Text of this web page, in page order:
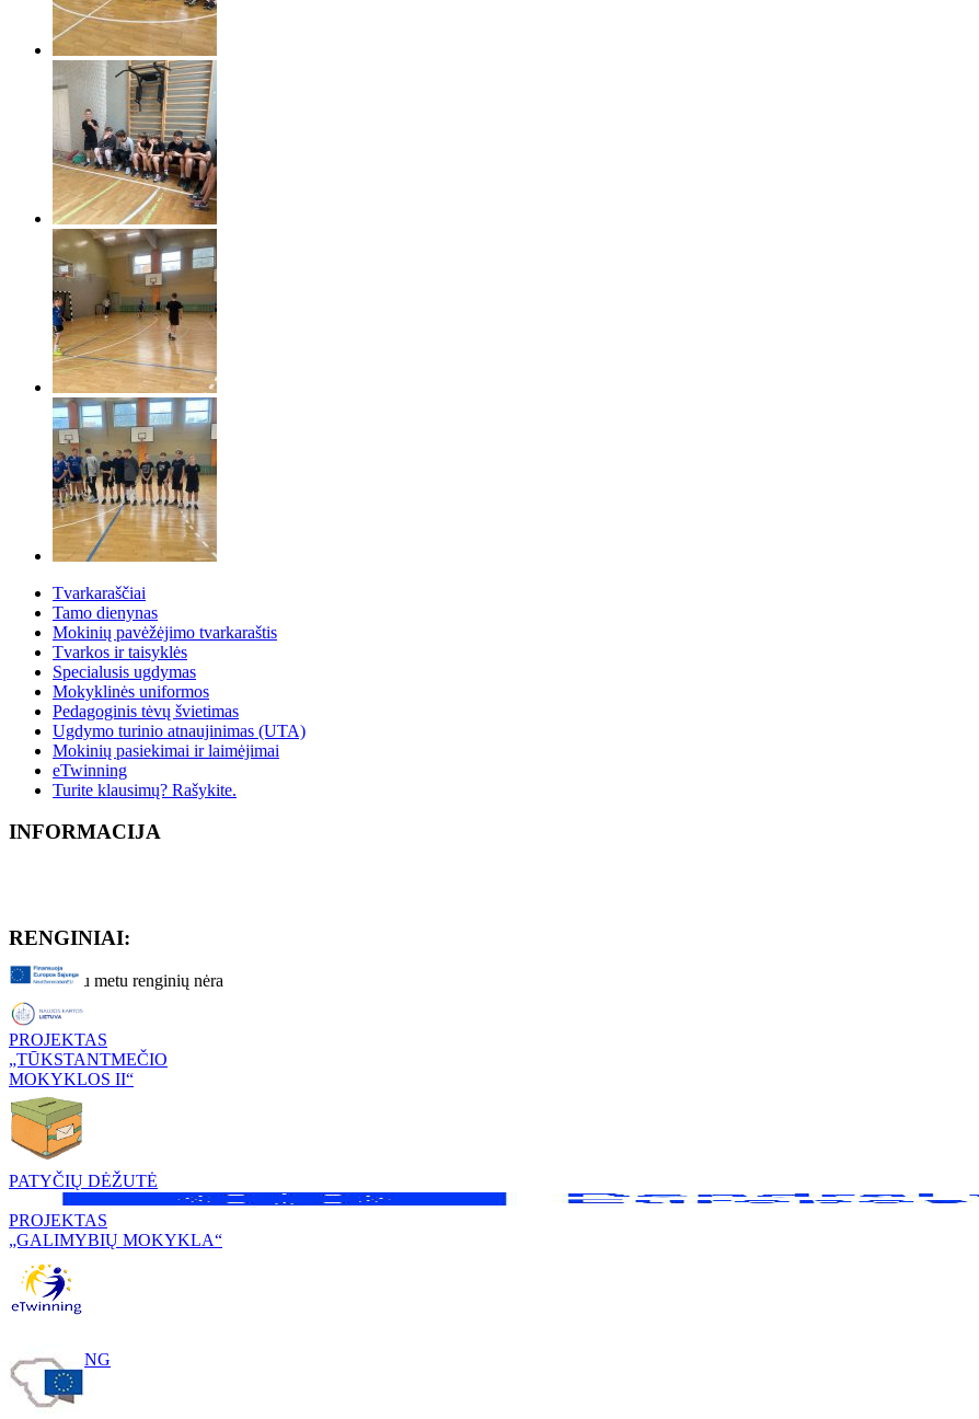
Tvarkaraščiai
Tamo dienynas
Mokinių pavėžėjimo tvarkaraštis
Tvarkos ir taisyklės
Specialusis ugdymas
Mokyklinės uniformos
Pedagoginis tėvų švietimas
Ugdymo turinio atnaujinimas (UTA)
Mokinių pasiekimai ir laimėjimai
eTwinning
Turite klausimų? Rašykite.
INFORMACIJA
RENGINIAI:
Artimiausiu metu renginių nėra
PROJEKTAS
„TŪKSTANTMEČIO
MOKYKLOS II“
PATYČIŲ DĖŽUTĖ
PROJEKTAS
„GALIMYBIŲ MOKYKLA“
ETWINNING